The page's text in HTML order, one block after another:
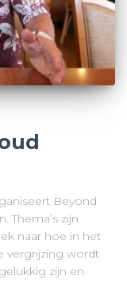
Beyond
Thema’s zijn
naar hoe in het
vergrijzing wordt
zijn en